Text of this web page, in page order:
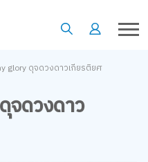
glory ดุจดวงดาวเกียรติยศ
จดวงดาว